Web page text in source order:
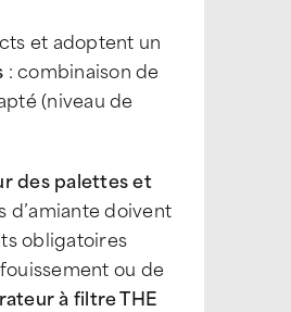
et adoptent un
: combinaison de
(niveau de
des palettes et
d’amiante doivent
obligatoires
ou de
à filtre THE